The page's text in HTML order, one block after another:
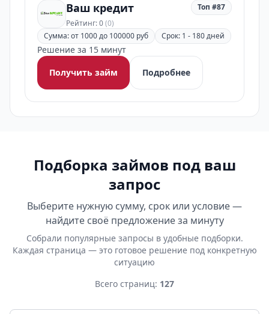
Ваш кредит
Рейтинг: 0(0)
Топ #87
Сумма: от 1000 до 100000 руб Срок: 1 - 180 дней
Решение за 15 минут
Получить займ
Подробнее
Подборка займов под ваш
запрос
Выберите нужную сумму, срок или условие —
найдите своё предложение за минуту
Собрали популярные запросы в удобные подборки.
Каждая страница — это готовое решение под конкретную
ситуацию
Всего страниц: 127